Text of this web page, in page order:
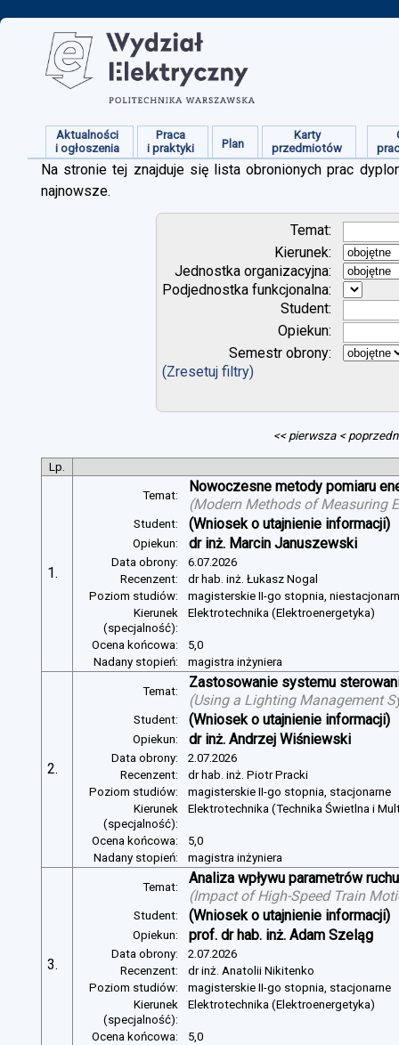
Aktualności
i ogłoszenia
Praca
i praktyki
Plan
Karty
przedmiotów
Na stronie tej znajduje się lista obronionych prac
najnowsze.
Temat:
Kierunek:
Jednostka organizacyjna:
Podjednostka funkcjonalna:
Student:
Opiekun:
Semestr obrony:
(Zresetuj filtry)
<< pierwsza <
Lp.
1.
Temat:
Nowoczesne metody pomiaru
(Modern Methods of Measuring
Student: (Wniosek o utajnienie informacji)
Opiekun: dr inż. Marcin Januszewski
Data obrony:
6.07.2026
Recenzent:
dr hab. inż. Łukasz Nogal
Poziom studiów:
magisterskie II-go stopnia,
Kierunek
(specjalność):
Elektrotechnika (Elektroenergetyka)
Ocena końcowa:
5,0
Nadany stopień:
magistra inżyniera
2.
Temat:
Zastosowanie systemu
(Using a Lighting Management
Student: (Wniosek o utajnienie informacji)
Opiekun: dr inż. Andrzej Wiśniewski
Data obrony:
2.07.2026
Recenzent:
dr hab. inż. Piotr Pracki
Poziom studiów:
magisterskie II-go stopnia, stacjonarne
Kierunek
(specjalność):
Elektrotechnika (Technika Świetlna i
Ocena końcowa:
5,0
Nadany stopień:
magistra inżyniera
3.
Temat:
Analiza wpływu parametrów
(Impact of High-Speed Train
Student: (Wniosek o utajnienie informacji)
Opiekun: prof. dr hab. inż. Adam Szeląg
Data obrony:
2.07.2026
Recenzent:
dr inż. Anatolii Nikitenko
Poziom studiów:
magisterskie II-go stopnia, stacjonarne
Kierunek
(specjalność):
Elektrotechnika (Elektroenergetyka)
Ocena końcowa:
5,0